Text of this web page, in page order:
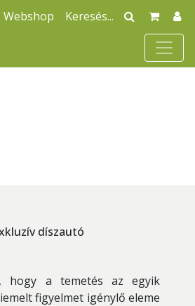
Webshop
díszautó
hogy a temetés az egyik
figyelmet igénylő eleme